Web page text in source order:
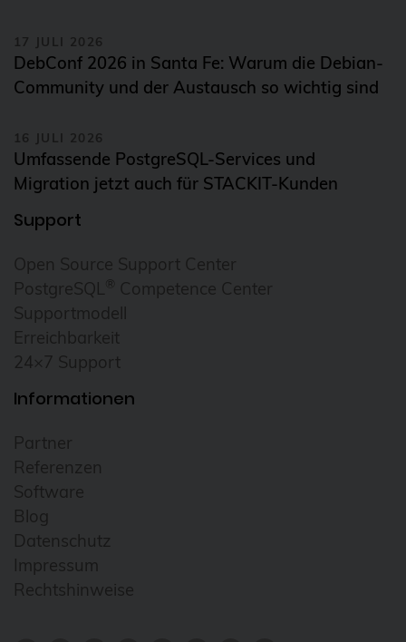
ClamAV
Cloud
Cloud-Infrastruktur
Cloud-Optimierung
Cloud-Speicherlösungen
CloudNative
CloudNativeCon
Cloudübergreifendes Management
Cluster
CNCF
Community
Config Management Camp
Container
ContainerConf
credativ
Cryptomator
17 JULI 2026
DebConf 2026 in Santa Fe: Warum die Debian-
Community und der Austausch so wichtig sind
16 JULI 2026
Umfassende PostgreSQL-Services und
Migration jetzt auch für STACKIT-Kunden
Support
Open Source Support Center
PostgreSQL ® Competence Center
Supportmodell
Erreichbarkeit
24×7 Support
Informationen
Partner
Referenzen
Software
Blog
Datenschutz
Impressum
Rechtshinweise